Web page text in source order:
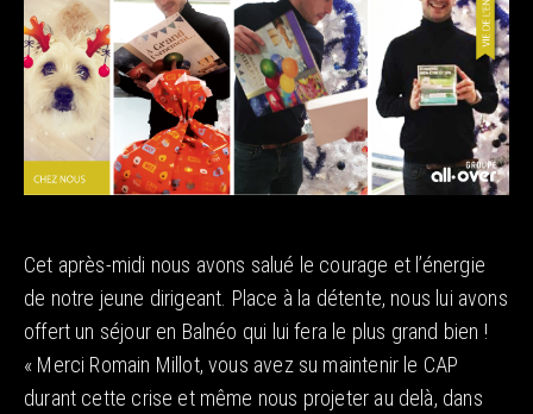
Cet après-midi nous avons salué le courage et l’énergie
de notre jeune dirigeant. Place à la détente, nous lui avons
offert un séjour en Balnéo qui lui fera le plus grand bien !
« Merci Romain Millot, vous avez su maintenir le CAP
durant cette crise et même nous projeter au delà, dans